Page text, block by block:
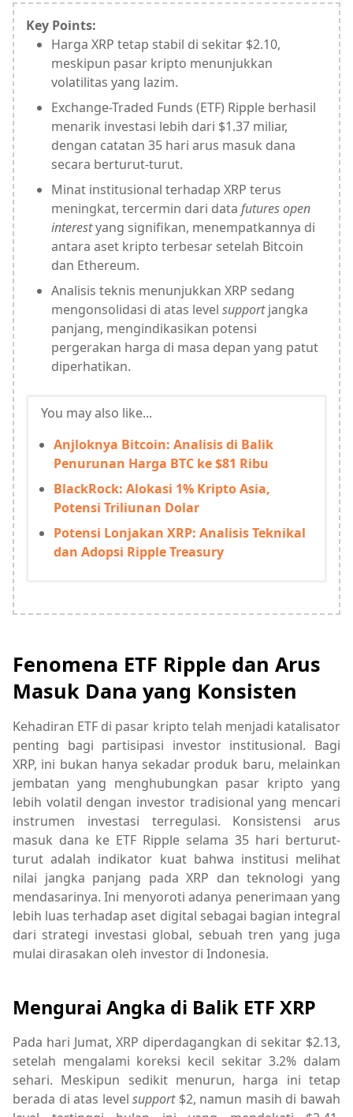
Key Points:
Harga XRP tetap stabil di sekitar $2.10,
meskipun pasar kripto menunjukkan
volatilitas yang lazim.
Exchange-Traded Funds (ETF) Ripple berhasil
menarik investasi lebih dari $1.37 miliar,
dengan catatan 35 hari arus masuk dana
secara berturut-turut.
Minat institusional terhadap XRP terus
meningkat, tercermin dari data futures open
interestyang signifikan, menempatkannya di
antara aset kripto terbesar setelah Bitcoin
dan Ethereum.
Analisis teknis menunjukkan XRP sedang
mengonsolidasi di atas level supportjangka
panjang, mengindikasikan potensi
pergerakan harga di masa depan yang patut
diperhatikan.
You may also like...
Anjloknya Bitcoin: Analisis di Balik
Penurunan Harga BTC ke $81 Ribu
BlackRock: Alokasi 1% Kripto Asia,
Potensi Triliunan Dolar
Potensi Lonjakan XRP: Analisis Teknikal
dan Adopsi Ripple Treasury
Fenomena ETF Ripple dan Arus
Masuk Dana yang Konsisten
Kehadiran ETF di pasar kripto telah menjadi katalisator
penting bagi partisipasi investor institusional. Bagi
XRP, ini bukan hanya sekadar produk baru, melainkan
jembatan yang menghubungkan pasar kripto yang
lebih volatil dengan investor tradisional yang mencari
instrumen investasi terregulasi. Konsistensi arus
masuk dana ke ETF Ripple selama 35 hari berturut-
turut adalah indikator kuat bahwa institusi melihat
nilai jangka panjang pada XRP dan teknologi yang
mendasarinya. Ini menyoroti adanya penerimaan yang
lebih luas terhadap aset digital sebagai bagian integral
dari strategi investasi global, sebuah tren yang juga
mulai dirasakan oleh investor di Indonesia.
Mengurai Angka di Balik ETF XRP
Pada hari Jumat, XRP diperdagangkan di sekitar $2.13,
setelah mengalami koreksi kecil sekitar 3.2% dalam
sehari. Meskipun sedikit menurun, harga ini tetap
berada di atas levelsupport$2, namun masih di bawah